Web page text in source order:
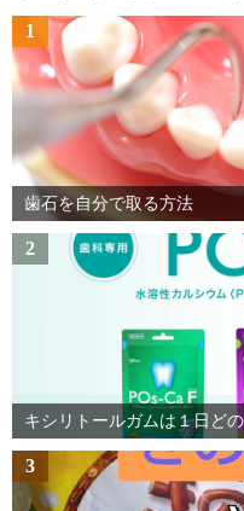
1
歯石を自分で取る方法
2
キシリトールガムは１日ど
3